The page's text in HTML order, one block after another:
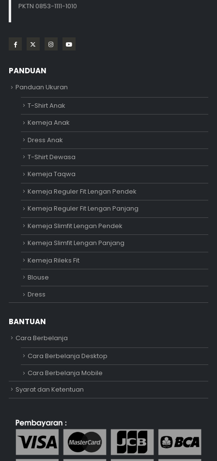
PKTN 0853-1111-1010
PANDUAN
Panduan Ukuran
T-Shirt Anak
Kemeja Anak
Dress Anak
T-Shirt Dewasa
Kemeja Taqwa
Kemeja Reguler Fit Lengan Pendek
Kemeja Reguler Fit Lengan Panjang
Kemeja Slimfit Lengan Pendek
Kemeja Slimfit Lengan Panjang
Kemeja Rileks Fit
Blouse
Dress
BANTUAN
Cara Berbelanja
Cara Berbelanja Desktop
Cara Berbelanja Mobile
Syarat dan Ketentuan